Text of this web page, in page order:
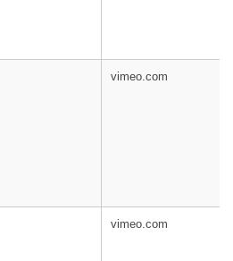
vimeo.com
vimeo.com